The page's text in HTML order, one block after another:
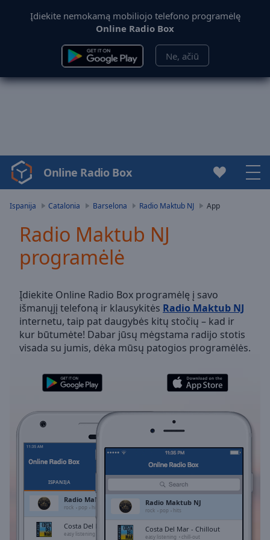
Įdiekite nemokamą mobiliojo telefono programėlę
Online Radio Box
Ne, ačiū
Video
Player
Video
Skip
Skip
Forward
Mute
Current
Time0:00
TypeLIVE
Seek to
live,
behind
Remaining
Online Radio Box
Ispanija Catalonia Barselona Radio Maktub NJ App
Radio Maktub NJ
programėlė
Įdiekite Online Radio Box programėlę į savo
išmanųjį telefoną ir klausykitės Radio Maktub NJ
internetu, taip pat daugybės kitų stočių – kad ir
kur būtumėte! Dabar jūsų mėgstama radijo stotis
visada su jumis, dėka mūsų patogios programėlės.
ISPANIJA
Radio Maktub NJ
rock pop hits
Costa Del Mar - Chillout
easy listening chill-out
Radio Maktub NJ
rock pop hits
Costa Del Mar - Chillout
easy listening chill-out